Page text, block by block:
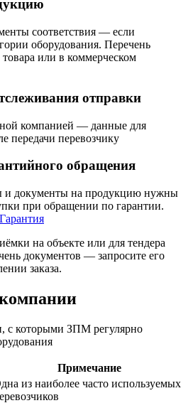
соответствия — если
оборудования. Перечень
или в коммерческом
отправки
компанией — данные для
передачи перевозчику
обращения
и документы на продукцию нужны
при обращении по гарантии.
Гарантия
на объекте или для тендера
документов — запросите его
заказа.
с которыми ЗПМ регулярно
Примечание
из наиболее часто используемых